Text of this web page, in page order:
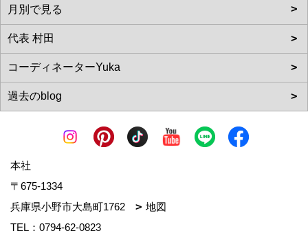
本社
〒675-1334
兵庫県小野市大島町1762
地図
TEL： 0794-62-0823